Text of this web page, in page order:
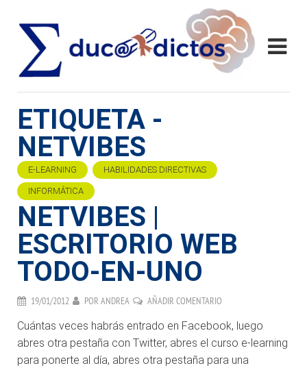
ETIQUETA -
NETVIBES
E-LEARNING HABILIDADES DIRECTIVAS
INFORMÁTICA
NETVIBES |
ESCRITORIO WEB
TODO-EN-UNO
19/01/2012 POR ANDREA AÑADIR COMENTARIO
Cuántas veces habrás entrado en Facebook, luego
abres otra pestaña con Twitter, abres el curso e-learning
para ponerte al día, abres otra pestaña para una